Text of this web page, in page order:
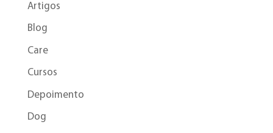
Artigos
Blog
Care
Cursos
Depoimento
Dog